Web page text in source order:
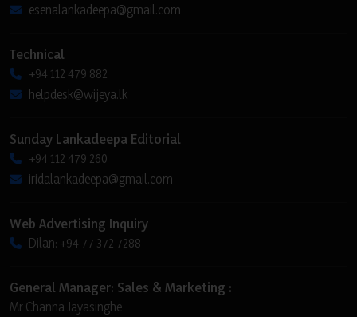
esenalankadeepa@gmail.com
Technical
+94 112 479 882
helpdesk@wijeya.lk
Sunday Lankadeepa Editorial
+94 112 479 260
iridalankadeepa@gmail.com
Web Advertising Inquiry
Dilan: +94 77 372 7288
General Manager: Sales & Marketing :
Mr Channa Jayasinghe